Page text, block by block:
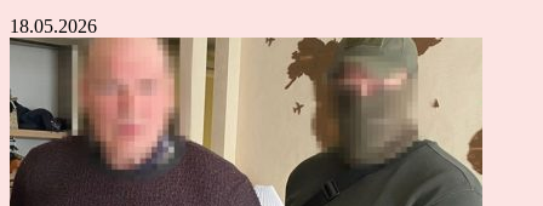
18.05.2026